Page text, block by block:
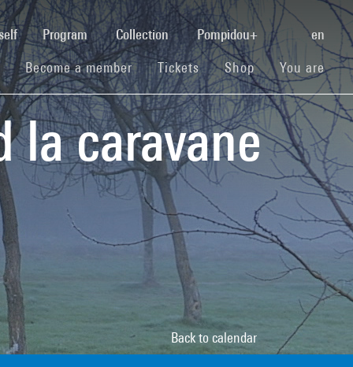
(current)Program Collection Pompidou+ en
Become a member(current)
Tickets(current)
Shop(current)You are
la caravane
Back to calendar